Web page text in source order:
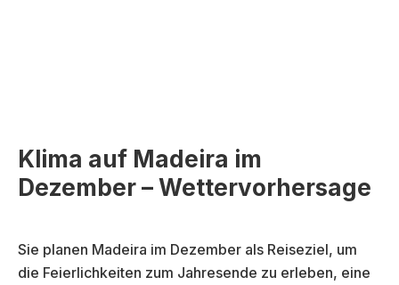
Klima auf Madeira im
Dezember – Wettervorhersage
Sie planen Madeira im Dezember als Reiseziel, um
die Feierlichkeiten zum Jahresende zu erleben, eine